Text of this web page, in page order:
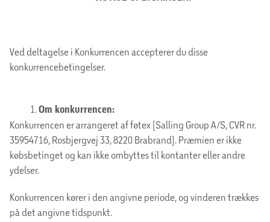
Ved deltagelse i Konkurrencen accepterer du disse
konkurrencebetingelser.
Om konkurrencen:
Konkurrencen er arrangeret af føtex (Salling Group A/S, CVR nr.
35954716, Rosbjergvej 33, 8220 Brabrand). Præmien er ikke
købsbetinget og kan ikke ombyttes til kontanter eller andre
ydelser.
Konkurrencen kører i den angivne periode, og vinderen trækkes
på det angivne tidspunkt.